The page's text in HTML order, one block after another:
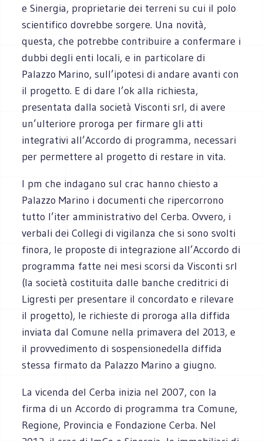
e Sinergia, proprietarie dei terreni su cui il polo
scientifico dovrebbe sorgere. Una novità,
questa, che potrebbe contribuire a confermare i
dubbi degli enti locali, e in particolare di
Palazzo Marino, sull’ipotesi di andare avanti con
il progetto. E di dare l’ok alla richiesta,
presentata dalla società Visconti srl, di avere
un’ulteriore proroga per firmare gli atti
integrativi all’Accordo di programma, necessari
per permettere al progetto di restare in vita.
I pm che indagano sul crac hanno chiesto a
Palazzo Marino i documenti che ripercorrono
tutto l’iter amministrativo del Cerba. Ovvero, i
verbali dei Collegi di vigilanza che si sono svolti
finora, le proposte di integrazione all’Accordo di
programma fatte nei mesi scorsi da Visconti srl
(la società costituita dalle banche creditrici di
Ligresti per presentare il concordato e rilevare
il progetto), le richieste di proroga alla diffida
inviata dal Comune nella primavera del 2013, e
il provvedimento di sospensionedella diffida
stessa firmato da Palazzo Marino a giugno.
La vicenda del Cerba inizia nel 2007, con la
firma di un Accordo di programma tra Comune,
Regione, Provincia e Fondazione Cerba. Nel